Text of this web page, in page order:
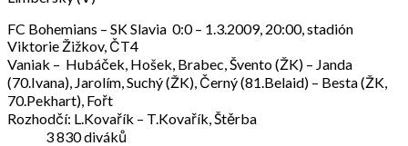
FC Bohemians – SK Slavia 0:0 – 1.3.2009, 20:00, stadión
Viktorie Žižkov, ČT4
Vaniak – Hubáček, Hošek, Brabec, Švento (ŽK) – Janda
(70.Ivana), Jarolím, Suchý (ŽK), Černý (81.Belaid) – Besta (ŽK,
70.Pekhart), Fořt
Rozhodčí: L.Kovařík – T.Kovařík, Štěrba
3 830 diváků